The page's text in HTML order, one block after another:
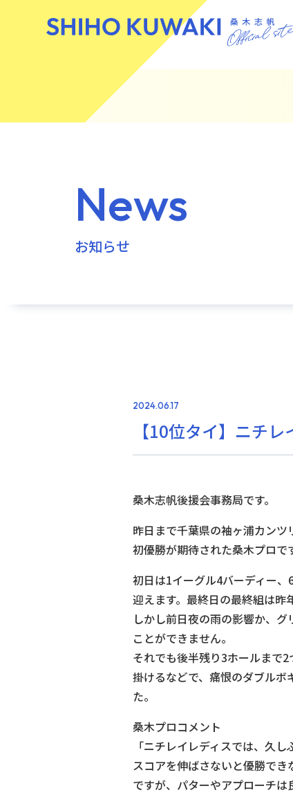
News
お知らせ
2024.06.17
【10位タイ】ニチレ
桑木志帆後援会事務局です。
昨日まで千葉県の袖ヶ浦カンツ
初優勝が期待された桑木プロで
初日は1イーグル4バーディー
迎えます。最終日の最終組は昨
しかし前日夜の雨の影響か、
ことができません。
それでも後半残り3ホールまで
掛けるなどで、痛恨のダブル
た。
桑木プロコメント
「ニチレイレディスでは、久
スコアを伸ばさないと優勝でき
ですが、パターやアプローチは